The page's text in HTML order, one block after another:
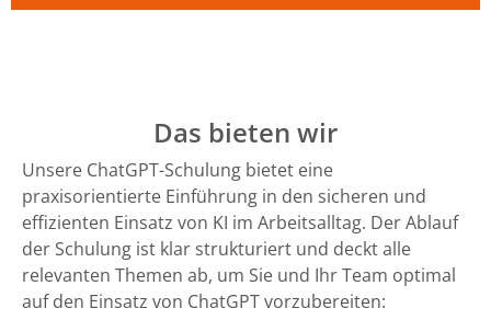
Das bieten wir
Unsere ChatGPT-Schulung bietet eine
praxisorientierte Einführung in den sicheren und
effizienten Einsatz von KI im Arbeitsalltag. Der Ablauf
der Schulung ist klar strukturiert und deckt alle
relevanten Themen ab, um Sie und Ihr Team optimal
auf den Einsatz von ChatGPT vorzubereiten: